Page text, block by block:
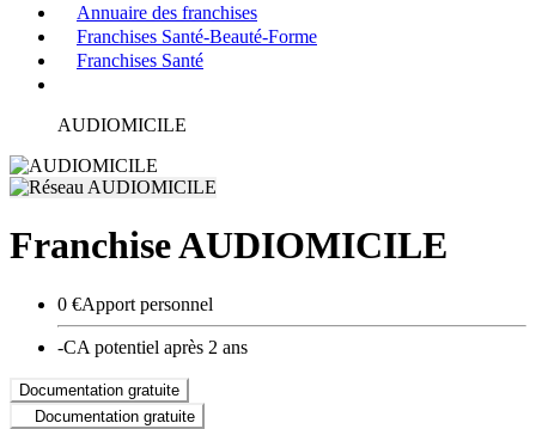
Annuaire des franchises
Franchises Santé-Beauté-Forme
Franchises Santé
AUDIOMICILE
Franchise AUDIOMICILE
0 €Apport personnel
-CA potentiel après 2 ans
Documentation gratuite
Documentation gratuite